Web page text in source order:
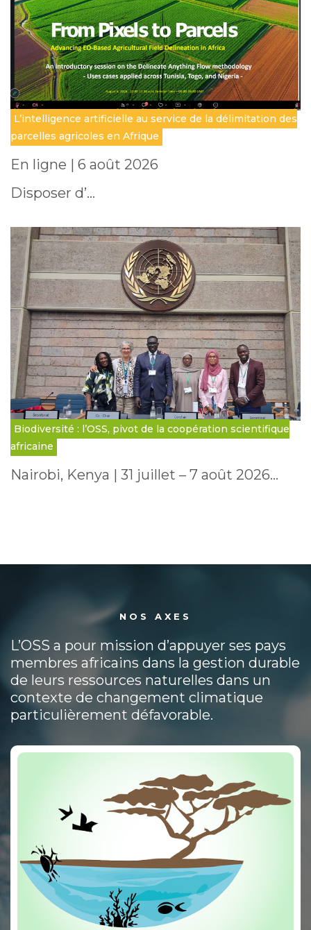
L’intelligence artificielle au service de la délimitation des
parcelles agricoles en Afrique
En ligne | 6 août 2026
Disposer d’…
Biodiversité : l’OSS, pivot de la coopération scientifique
africaine
Nairobi, Kenya | 31 juillet – 7 août 2026…
NOS AXES
L’OSS a pour mission d’appuyer ses pays
membres africains dans la gestion durable
de leurs ressources naturelles dans un
contexte de changement climatique
particulièrement défavorable.